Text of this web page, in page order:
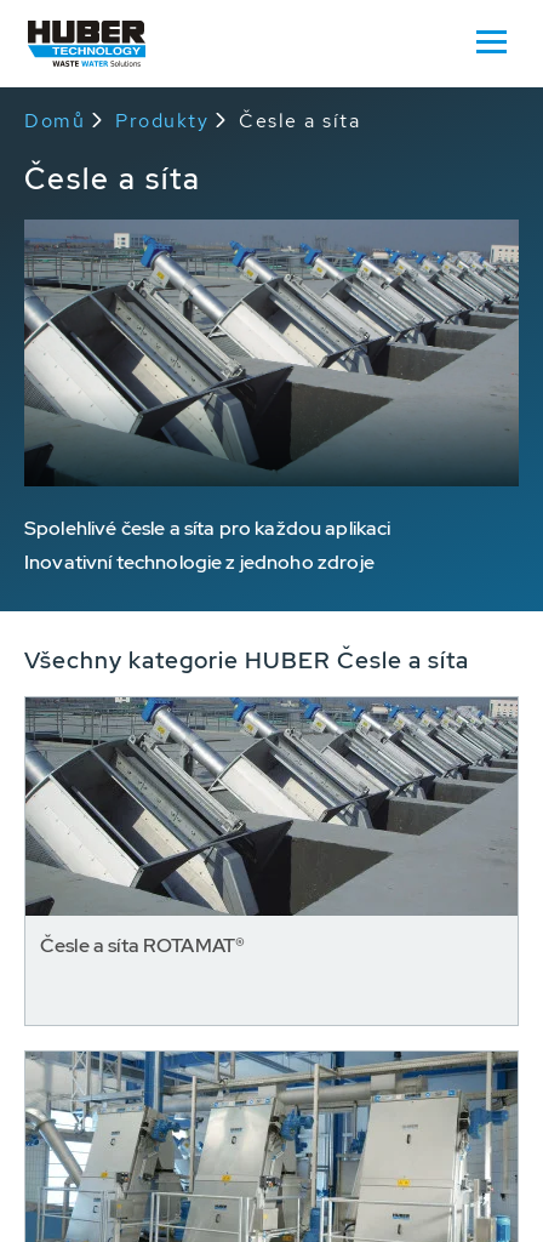
Domů Produkty Česle a síta
Česle a síta
Spolehlivé česle a síta pro každou aplikaci
Inovativní technologie z jednoho zdroje
Všechny kategorie HUBER Česle a síta
Česle a síta ROTAMAT®